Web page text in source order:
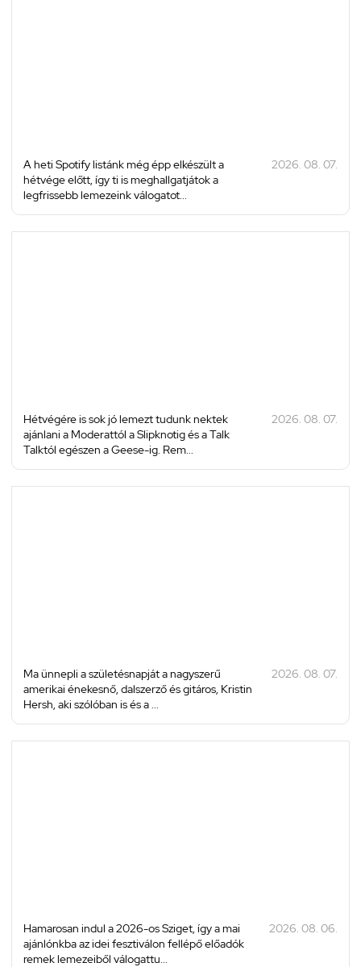
A heti Spotify listánk még épp elkészült a
hétvége előtt, így ti is meghallgatjátok a
legfrissebb lemezeink válogatot...
2026. 08. 07.
Hétvégére is sok jó lemezt tudunk nektek
ajánlani a Moderattól a Slipknotig és a Talk
Talktól egészen a Geese-ig. Rem...
2026. 08. 07.
Ma ünnepli a születésnapját a nagyszerű
amerikai énekesnő, dalszerző és gitáros, Kristin
Hersh, aki szólóban is és a ...
2026. 08. 07.
Hamarosan indul a 2026-os Sziget, így a mai
ajánlónkba az idei fesztiválon fellépő előadók
remek lemezeiből válogattu...
2026. 08. 06.